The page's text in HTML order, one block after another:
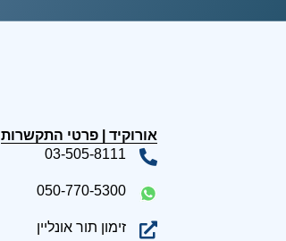
אורוקיד | פרטי התקשרות
03-505-8111​
050-770-5300​
זימון תור אונליין